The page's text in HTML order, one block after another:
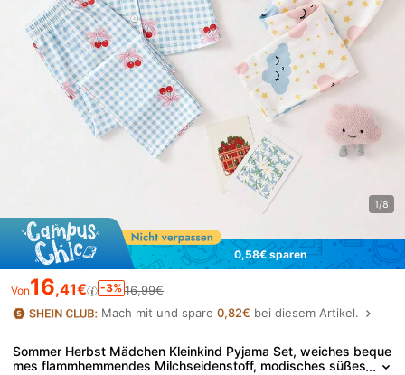
1/8
0,58€ sparen
Von16,41€ -3% 16,99€
Mach mit und spare0,82€ bei diesem Artikel.
Sommer Herbst Mädchen Kleinkind Pyjama Set, weiches beque
mes flammhemmendes Milchseidenstoff, modisches süßes